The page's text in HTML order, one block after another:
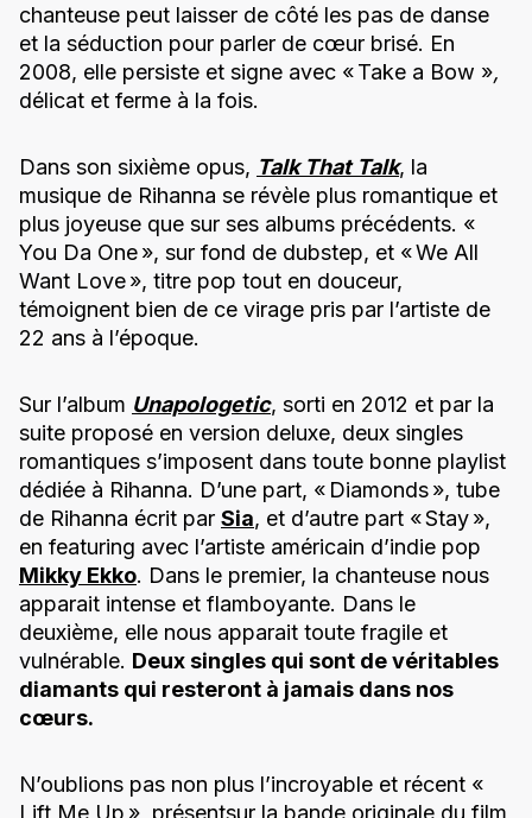
chanteuse peut laisser de côté les pas de danse
et la séduction pour parler de cœur brisé. En
2008, elle persiste et signe avec « Take a Bow »,
délicat et ferme à la fois.
Dans son sixième opus, Talk That Talk, la
musique de Rihanna se révèle plus romantique et
plus joyeuse que sur ses albums précédents. «
You Da One », sur fond de dubstep, et « We All
Want Love », titre pop tout en douceur,
témoignent bien de ce virage pris par l’artiste de
22 ans à l’époque.
Sur l’album Unapologetic, sorti en 2012 et par la
suite proposé en version deluxe, deux singles
romantiques s’imposent dans toute bonne playlist
dédiée à Rihanna. D’une part, « Diamonds », tube
de Rihanna écrit par Sia, et d’autre part « Stay »,
en featuring avec l’artiste américain d’indie pop
Mikky Ekko. Dans le premier, la chanteuse nous
apparait intense et flamboyante. Dans le
deuxième, elle nous apparait toute fragile et
vulnérable. Deux singles qui sont de véritables
diamants qui resteront à jamais dans nos
cœurs.
N’oublions pas non plus l’incroyable et récent «
Lift Me Up » présentsur la bande originale du film